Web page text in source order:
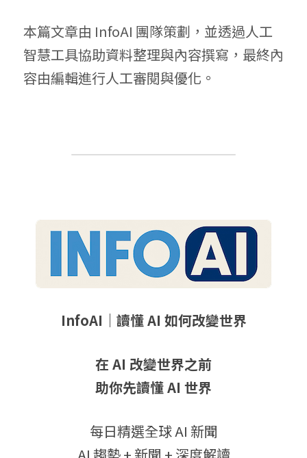
本篇文章由 InfoAI 團隊策劃，並透過人工
智慧工具協助資料整理與內容撰寫，最終內
容由編輯進行人工審閱與優化。
InfoAI｜讀懂 AI 如何改變世界
在 AI 改變世界之前
助你先讀懂 AI 世界
每日精選全球 AI 新聞